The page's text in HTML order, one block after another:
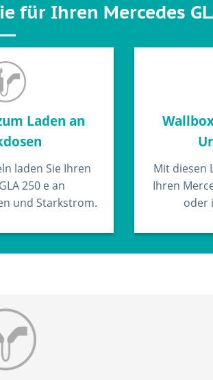
für Ihren Mercedes
Laden an
laden Sie Ihren
250 e an
und Starkstrom.
Mit diesen
Ihren
oder